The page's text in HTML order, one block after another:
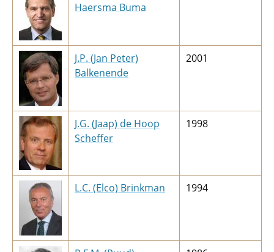
Haersma Buma
J.P. (Jan Peter)
Balkenende
2001
J.G. (Jaap) de Hoop
Scheffer
1998
L.C. (Elco) Brinkman 1994